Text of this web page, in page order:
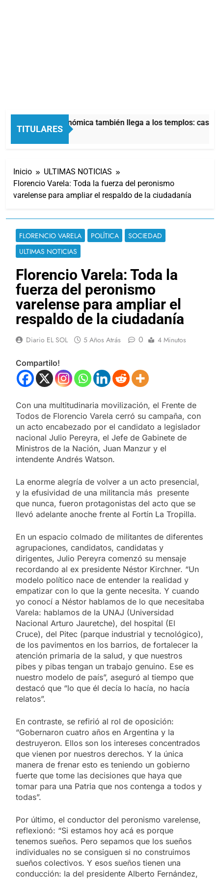
TITULARES
La crisis económica también llega a los templos: casi
13 Horas Atrás
Inicio
ULTIMAS NOTICIAS
Florencio Varela: Toda la fuerza del peronismo
varelense para ampliar el respaldo de la ciudadanía
FLORENCIO VARELA POLÍTICA
SOCIEDAD
ULTIMAS NOTICIAS
Florencio Varela: Toda la
fuerza del peronismo
varelense para ampliar el
respaldo de la ciudadanía
Diario EL SOL 5 Años Atrás 0 4 Minutos
Compartilo!
Con una multitudinaria movilización, el Frente de
Todos de Florencio Varela cerró su campaña, con
un acto encabezado por el candidato a legislador
nacional Julio Pereyra, el Jefe de Gabinete de
Ministros de la Nación, Juan Manzur y el
intendente Andrés Watson.
La enorme alegría de volver a un acto presencial,
y la efusividad de una militancia más presente
que nunca, fueron protagonistas del acto que se
llevó adelante anoche frente al Fortín La Tropilla.
En un espacio colmado de militantes de diferentes
agrupaciones, candidatos, candidatas y
dirigentes, Julio Pereyra comenzó su mensaje
recordando al ex presidente Néstor Kirchner. “Un
modelo político nace de entender la realidad y
empatizar con lo que la gente necesita. Y cuando
yo conocí a Néstor hablamos de lo que necesitaba
Varela: hablamos de la UNAJ (Universidad
Nacional Arturo Jauretche), del hospital (El
Cruce), del Pitec (parque industrial y tecnológico),
de los pavimentos en los barrios, de fortalecer la
atención primaria de la salud, y que nuestros
pibes y pibas tengan un trabajo genuino. Ese es
nuestro modelo de país”, aseguró al tiempo que
destacó que “lo que él decía lo hacía, no hacía
relatos”.
En contraste, se refirió al rol de oposición:
“Gobernaron cuatro años en Argentina y la
destruyeron. Ellos son los intereses concentrados
que vienen por nuestros derechos. Y la única
manera de frenar esto es teniendo un gobierno
fuerte que tome las decisiones que haya que
tomar para una Patria que nos contenga a todos y
todas”.
Por último, el conductor del peronismo varelense,
reflexionó: “Si estamos hoy acá es porque
tenemos sueños. Pero sepamos que los sueños
individuales no se consiguen si no construimos
sueños colectivos. Y esos sueños tienen una
conducción: la del presidente Alberto Fernández,